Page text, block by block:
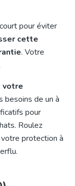
pour éviter
cette
. Votre
votre
besoins de un à
pour
Roulez
protection à